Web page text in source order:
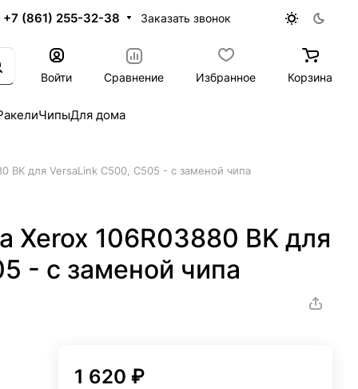
+7 (861) 255-32-38 Заказать звонок
Войти
Сравнение Избранное Корзина
ЧипыДля дома
BK для VersaLink C500, C505 - с заменой чипа
Xerox 106R03880 BK для
- с заменой чипа
1 620 ₽